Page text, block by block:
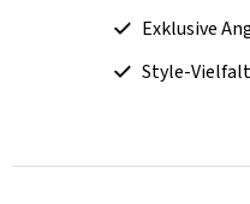
Exklusive
Style-